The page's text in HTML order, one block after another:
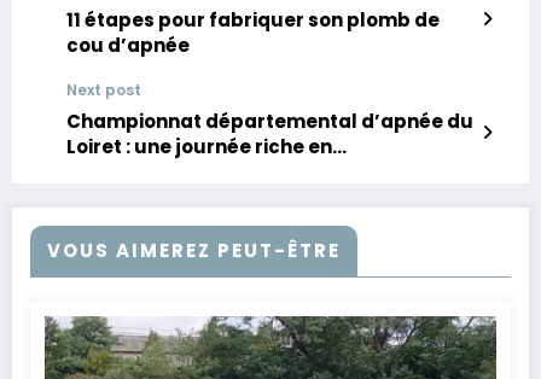
11 étapes pour fabriquer son plomb de
cou d’apnée
Next post
Championnat départemental d’apnée du
Loiret : une journée riche en
VOUS AIMEREZ PEUT-ÊTRE